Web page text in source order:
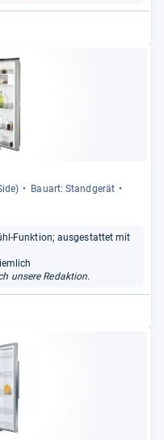
Bau­art: Stand­ge­rät
Funktion; ausgestattet mit
unsere Redaktion.